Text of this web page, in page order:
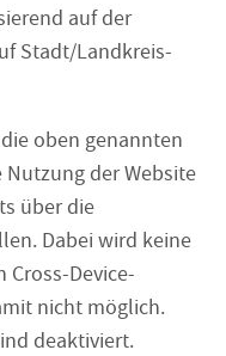
auf der
Stadt/Landkreis-
oben genannten
der Website
über die
Dabei wird keine
Cross-Device-
nicht möglich.
deaktiviert.